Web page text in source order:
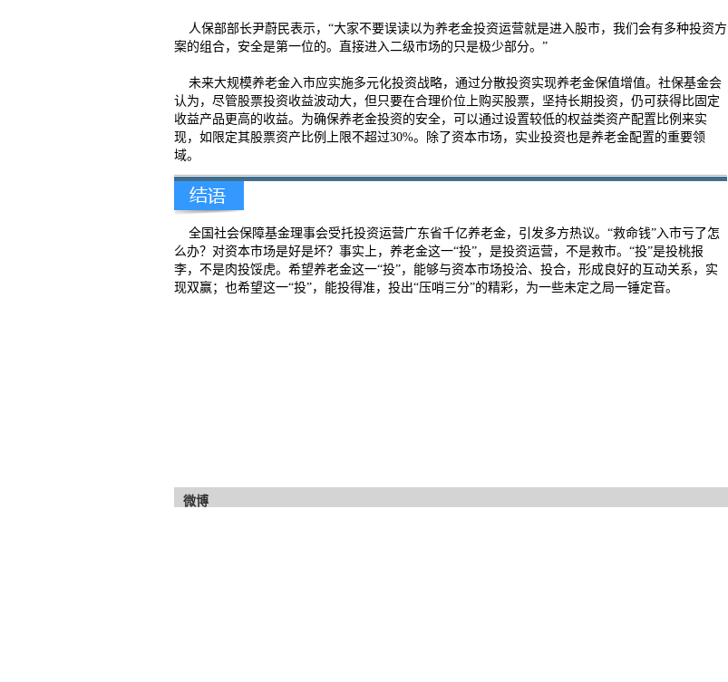
人保部部长尹蔚民表示，“大家不要误读以为养老金投资运营就是进入股市，我们会有多种投资方
案的组合，安全是第一位的。直接进入二级市场的只是极少部分。”
未来大规模养老金入市应实施多元化投资战略，通过分散投资实现养老金保值增值。社保基金会
认为，尽管股票投资收益波动大，但只要在合理价位上购买股票，坚持长期投资，仍可获得比固定
收益产品更高的收益。为确保养老金投资的安全，可以通过设置较低的权益类资产配置比例来实
现，如限定其股票资产比例上限不超过30%。除了资本市场，实业投资也是养老金配置的重要领
域。
全国社会保障基金理事会受托投资运营广东省千亿养老金，引发多方热议。“救命钱”入市亏了怎
么办？对资本市场是好是坏？事实上，养老金这一“投”，是投资运营，不是救市。“投”是投桃报
李，不是肉投馁虎。希望养老金这一“投”，能够与资本市场投洽、投合，形成良好的互动关系，实
现双赢；也希望这一“投”，能投得准，投出“压哨三分”的精彩，为一些未定之局一锤定音。
微博